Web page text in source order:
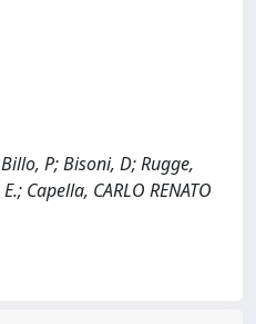
P; Bisoni, D; Rugge,
Capella, CARLO RENATO